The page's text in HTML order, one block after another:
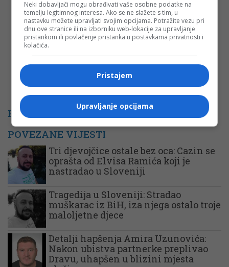
Komentar
PROMO
POVEZANE VIJESTI
Tri djevojčice ostale bez oca: Cazin se
oprašta od Elvisa Ramića koji je
nastradao u Sloveniji
Tragedija u Sloveniji: Stradao
muškarac iz BiH, iza njega ostalo troje
maloljetne djece
Detalji hapšenja Amira Uzunovića:
Nakon ubistva partnerke preplivao
Dravu, uhapšen u blizini mjesta
Neki dobavljači mogu obrađivati vaše osobne podatke na
temelju legitimnog interesa. Ako se ne slažete s tim, u
nastavku možete upravljati svojim opcijama. Potražite vezu pri
dnu ove stranice ili na izborniku web-lokacije za upravljanje
pristankom ili povlačenje pristanka u postavkama privatnosti i
kolačića.
Pristajem
Upravljanje opcijama